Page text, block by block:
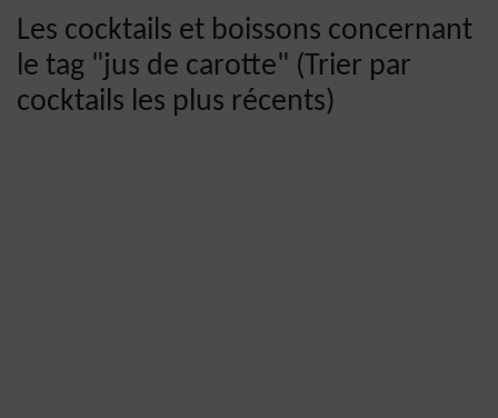
Les cocktails et boissons concernant
le tag "jus de carotte" (Trier par
cocktails les plus récents)